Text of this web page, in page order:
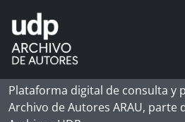
Skip to main content
Plataforma digital de consulta y
Archivo de Autores ARAU, parte